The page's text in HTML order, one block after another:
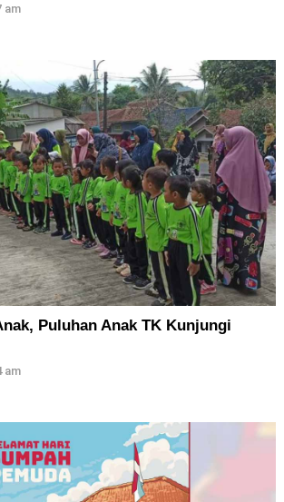
am
Puluhan Anak TK Kunjungi
am